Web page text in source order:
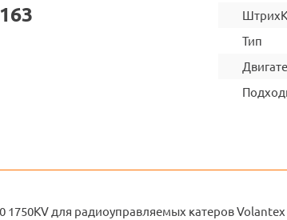
Тип
для радиоуправляемых катеров Volantex